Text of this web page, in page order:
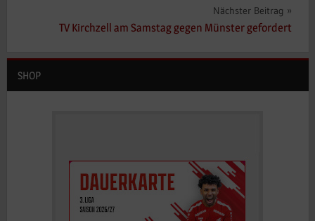
Nächster Beitrag
TV Kirchzell am Samstag gegen Münster gefordert
SHOP